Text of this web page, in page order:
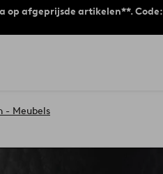
op afgeprijsde artikelen**. Code:
- Meubels